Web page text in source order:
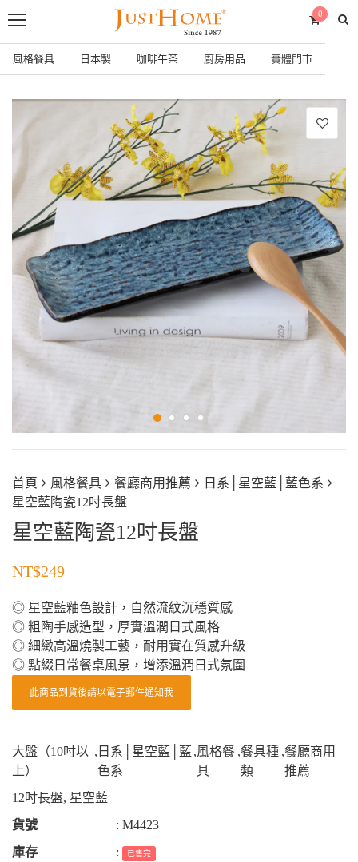
0
風格餐具 日本製 咖啡午茶 廚房用品 實體門市
首頁 風格餐具 餐廳商用推薦
日系│星空藍│藍色系
星空藍陶瓷12吋長盤
星空藍陶瓷12吋長盤
NT$249
◎ 星空藍釉色設計，自然流紋沉穩質感
◎ 粗陶手感造型，厚實溫潤日式風格
◎ 細緻高溫燒製工藝，耐用實在質感升級
◎ 點綴日常餐桌風景，增添溫潤日式氛圍
此商品到貨後請以電子郵件通知我
大盤（10吋以
上）
, 日系│星空藍│藍
色系
,風格餐
具
,餐具種
類
,餐廳商用
推薦
12吋長盤, 星空藍
貨號
: M4423
庫存
: 已售完